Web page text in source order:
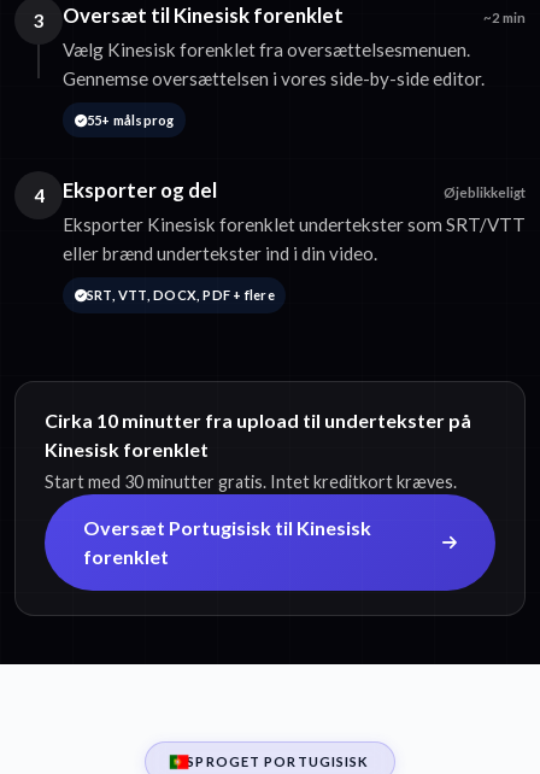
3 Oversæt til Kinesisk forenklet ~2 min
Vælg Kinesisk forenklet fra oversættelsesmenuen.
Gennemse oversættelsen i vores side-by-side editor.
55+ målsprog
4 Eksporter og del Øjeblikkeligt
Eksporter Kinesisk forenklet undertekster som SRT/VTT
eller brænd undertekster ind i din video.
SRT, VTT, DOCX, PDF + flere
Cirka 10 minutter fra upload til undertekster på
Kinesisk forenklet
Start med 30 minutter gratis. Intet kreditkort kræves.
Oversæt Portugisisk til Kinesisk
forenklet
SPROGET PORTUGISISK